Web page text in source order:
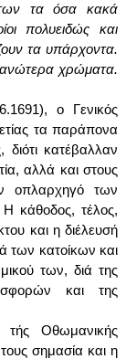
τα όσα κακά
πολυειδώς και
τα υπάρχοντα.
χρώματα.
ο Γενικός
τα παράπονα
κατέβαλλαν
αλλά και στους
οπλαρχηγό των
Η κάθοδος, τέλος,
και η διέλευσή
των κατοίκων και
των, διά της
και της
Οθωμανικής
σημασία και η